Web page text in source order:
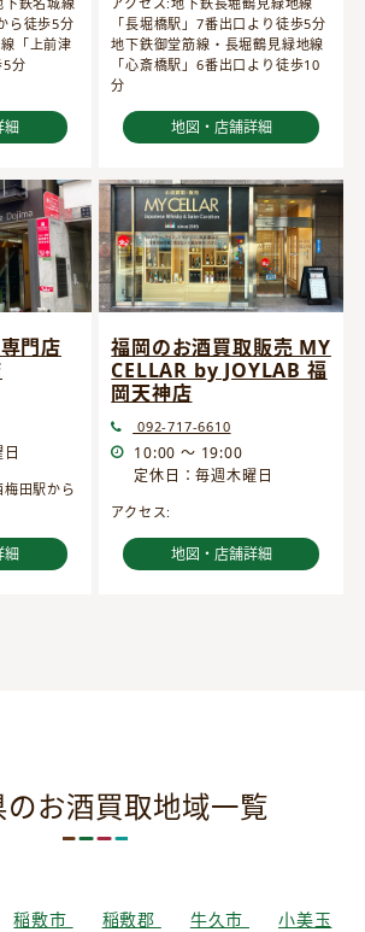
ら徒歩5分
「上前津
5分
細
「長堀橋駅」7番出口より徒歩5分
地下鉄御堂筋線・長堀鶴見緑地線
「心斎橋駅」6番出口より徒歩10
分
地図・店舗詳細
門店
田駅から
細
福岡のお酒買取販売 MY
CELLAR by JOYLAB 福
岡天神店
092-717-6610
10:00 ～ 19:00
定休日：毎週木曜日
アクセス:
地図・店舗詳細
のお酒買取地域一覧
稲敷市 稲敷郡 牛久市
小美玉